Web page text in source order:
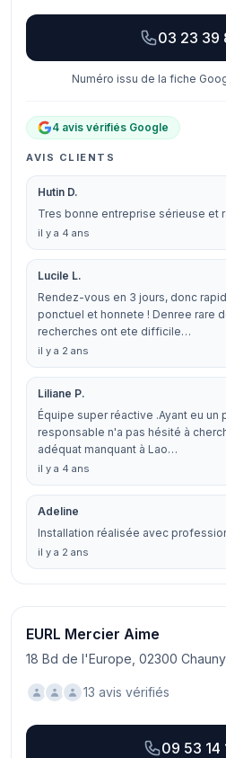
03 23 39
Numéro issu de la fiche
4 avis vérifiés Google
AVIS CLIENTS
Hutin D.
Tres bonne entreprise sérieuse et
il y a 4 ans
Lucile L.
Rendez-vous en 3 jours, donc
ponctuel et honnete ! Denree rare
recherches ont ete difficile…
il y a 2 ans
Liliane P.
Équipe super réactive .Ayant eu
responsable n'a pas hésité à
adéquat manquant à Lao…
il y a 4 ans
Adeline
Installation réalisée avec
il y a 2 ans
EURL Mercier Aime
18 Bd de l'Europe, 02300 Chauny
13 avis vérifiés
09 53 14